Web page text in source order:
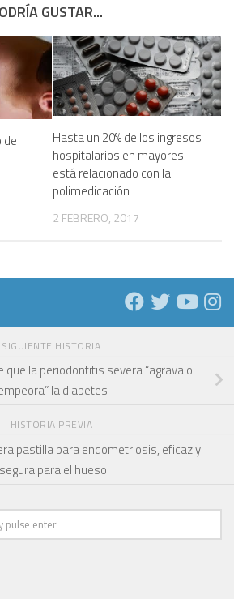
GUSTAR...
de
Hasta un 20% de los ingresos
hospitalarios en mayores
está relacionado con la
polimedicación
2 FEBRERO, 2017
SIGUIENTE HISTORIA
que la periodontitis severa “agrava o
la diabetes
HISTORIA PREVIA
pastilla para endometriosis, eficaz y
segura para el hueso